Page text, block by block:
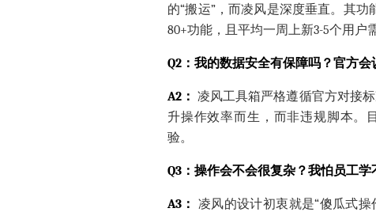
的“搬运”，而凌风是深度垂直。其
80+功能，且平均一周上新3-5个用户
Q2：我的数据安全有保障吗？官方会
A2： 凌风工具箱严格遵循官方对接
升操作效率而生，而非违规脚本。
验。
Q3：操作会不会很复杂？我怕员工学
A3：
凌风的设计初衷就是“傻瓜式